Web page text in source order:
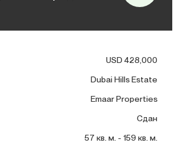
USD 428,000
Dubai Hills Estate
Emaar Properties
Сдан
57 кв. м. - 159 кв. м.